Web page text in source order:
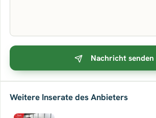
Nachricht senden
Weitere Inserate des Anbieters